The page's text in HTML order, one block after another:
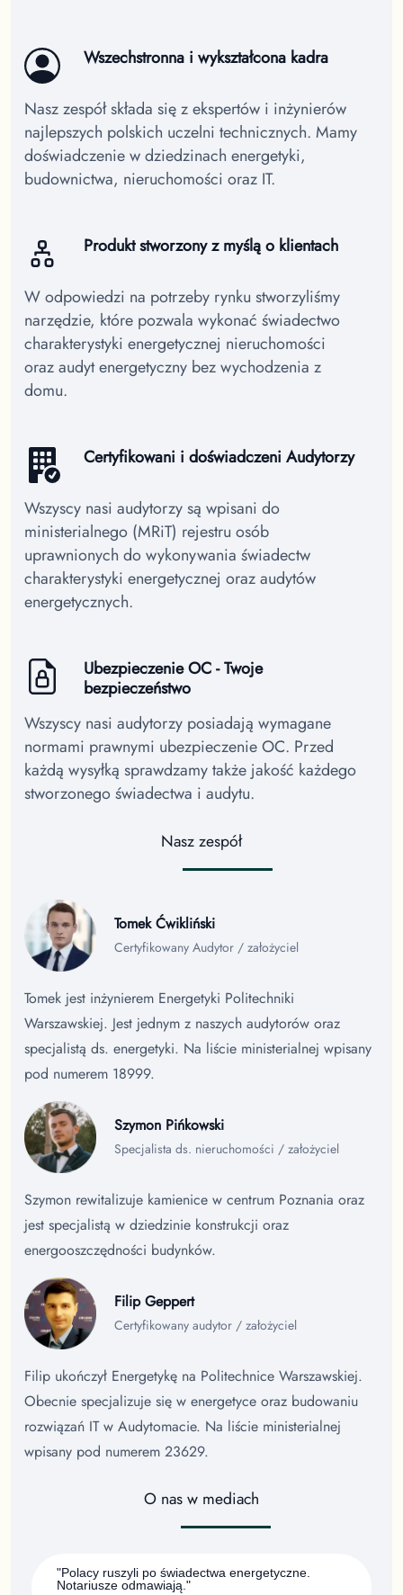
Wszechstronna i wykształcona kadra
Nasz zespół składa się z ekspertów i inżynierów
najlepszych polskich uczelni technicznych. Mamy
doświadczenie w dziedzinach energetyki,
budownictwa, nieruchomości oraz IT.
Produkt stworzony z myślą o klientach
W odpowiedzi na potrzeby rynku stworzyliśmy
narzędzie, które pozwala wykonać świadectwo
charakterystyki energetycznej nieruchomości
oraz audyt energetyczny bez wychodzenia z
domu.
Certyfikowani i doświadczeni Audytorzy
Wszyscy nasi audytorzy są wpisani do
ministerialnego (MRiT) rejestru osób
uprawnionych do wykonywania świadectw
charakterystyki energetycznej oraz audytów
energetycznych.
Ubezpieczenie OC - Twoje
bezpieczeństwo
Wszyscy nasi audytorzy posiadają wymagane
normami prawnymi ubezpieczenie OC. Przed
każdą wysyłką sprawdzamy także jakość każdego
stworzonego świadectwa i audytu.
Nasz zespół
Tomek Ćwikliński
Certyfikowany Audytor / założyciel
Tomek jest inżynierem Energetyki Politechniki
Warszawskiej. Jest jednym z naszych audytorów oraz
specjalistą ds. energetyki. Na liście ministerialnej wpisany
pod numerem 18999.
Szymon Pińkowski
Specjalista ds. nieruchomości / założyciel
Szymon rewitalizuje kamienice w centrum Poznania oraz
jest specjalistą w dziedzinie konstrukcji oraz
energooszczędności budynków.
Filip Geppert
Certyfikowany audytor / założyciel
Filip ukończył Energetykę na Politechnice Warszawskiej.
Obecnie specjalizuje się w energetyce oraz budowaniu
rozwiązań IT w Audytomacie. Na liście ministerialnej
wpisany pod numerem 23629.
O nas w mediach
"Polacy ruszyli po świadectwa energetyczne.
Notariusze odmawiają."